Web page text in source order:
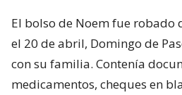
El bolso de Noem fue robado
el 20 de abril, Domingo de
con su familia. Contenía
medicamentos, cheques en